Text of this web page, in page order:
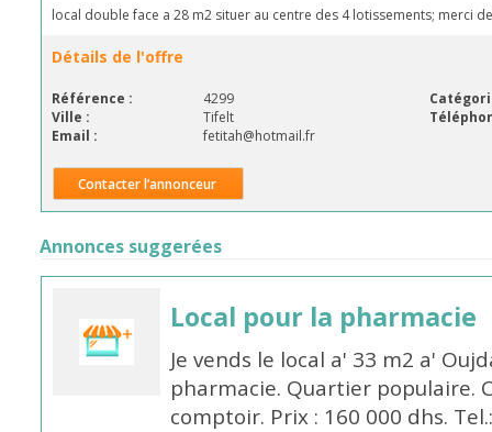
local double face a 28 m2 situer au centre des 4 lotissements; merci
Détails de l'offre
Référence : 4299
Ville :
Tifelt
Email :
fetitah@hotmail.fr
Contacter l’annonceur
Annonces suggerées
Local pour la pharmacie
Je vends le local a' 33 m2 a'
pharmacie. Quartier populaire.
comptoir. Prix : 160 000 dhs.